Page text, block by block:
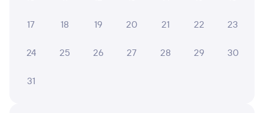
Что делать, если ошибся при вводе данных
Как получить отчетные документы для
17 18 19 20 21 22 23
24 25 26 27 28 29 30
31